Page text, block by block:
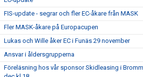
FIS-update - segrar och fler EC-åkare från MASK
Fler MASK-åkare på Europacupen
Lukas och Wille åker EC i Funäs 29 november
Ansvar i åldersgrupperna
Föreläsning hos vår sponsor Skidleasing i